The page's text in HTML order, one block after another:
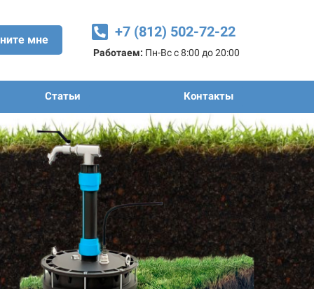
мне +7 (812) 502-72-22
Работаем: Пн-Вс с 8:00 до 20:00
Статьи Контакты